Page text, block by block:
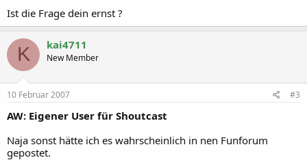
Ist die Frage dein ernst ?
K kai4711
New Member
10 Februar 2007 #3
AW: Eigener User für Shoutcast
Naja sonst hätte ich es wahrscheinlich in nen Funforum
gepostet.